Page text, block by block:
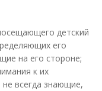
детский
его
на его стороне;
к их
всегда знающие,